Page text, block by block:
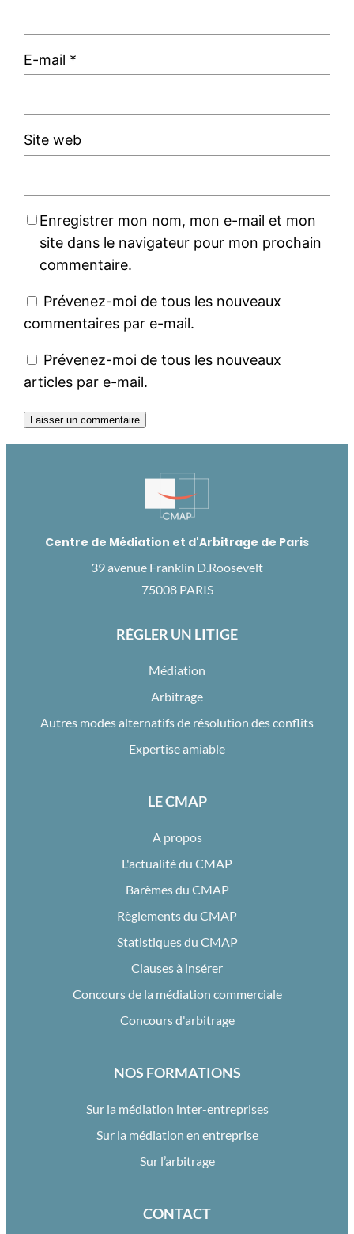
E-mail *
Site web
Enregistrer mon nom, mon e-mail et mon
site dans le navigateur pour mon prochain
commentaire.
Prévenez-moi de tous les nouveaux
commentaires par e-mail.
Prévenez-moi de tous les nouveaux
articles par e-mail.
Centre de Médiation et d'Arbitrage de Paris
39 avenue Franklin D.Roosevelt
75008 PARIS
RÉGLER UN LITIGE
Médiation
Arbitrage
Autres modes alternatifs de résolution des conflits
Expertise amiable
LE CMAP
A propos
L'actualité du CMAP
Barèmes du CMAP
Règlements du CMAP
Statistiques du CMAP
Clauses à insérer
Concours de la médiation commerciale
Concours d'arbitrage
NOS FORMATIONS
Sur la médiation inter-entreprises
Sur la médiation en entreprise
Sur l’arbitrage
CONTACT